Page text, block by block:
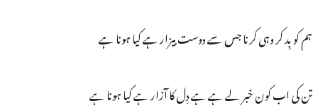
ہم کو بِد کر وہی کرنا جس سے دوست بیزار ہے کیا ہونا ہے
تن کی اب کون خبر لے ہے ہے دِل کا آزار ہے کیا ہونا ہے